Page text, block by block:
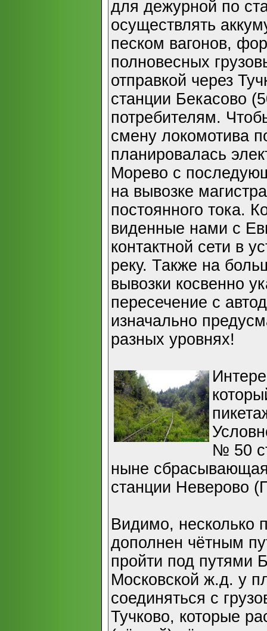
для дежурной по
осуществлять
песком вагонов,
полновесных
отправкой через
станции Бекасово
потребителям.
смену локомотива
планировалась
Морево с
на вывозке
постоянного тока.
виденные нами с
контактной сети в
реку. Также на
вывозки косвенно
пересечение с
изначально
разных уровнях!
№ 50
ныне
станции Неверово
Видимо, несколько
дополнен чётным
пройти под путями
Московской ж.д. у
соединяться с
Тучково, которые